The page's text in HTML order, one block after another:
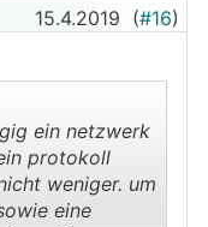
15.4.2019 (#16)
ein netzwerk
protokoll
weniger. um
eine